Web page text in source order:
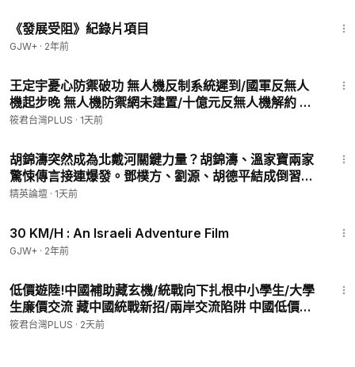
《發展受阻》紀錄片項目
GJW+ · 2年前
王定宇憂心防禦破功 無人機反制系統遲到/國軍反無人
機起步晚 無人機防禦網未建置/十億元反無人機解約 顧
立雄坦承反制不足/反無人機未納入指管 指管系統無人
筱君台灣PLUS · 1天前
胡錦濤突然成為北戴河關鍵力量？胡錦濤、溫家寶兩家
驚悚傳言接連爆發。鄧樸方、劉源、胡德平結成倒習聯
盟！軍隊開始選邊，習近平二十一大連任出現最大變數|
習 #21大
精英論壇 · 1天前
30 KM/H : An Israeli Adventure Film
GJW+ · 2年前
低價遊陸!中國補助藏玄機/統戰向下扎根中小學生/大學
生廉價交流 藏中國統戰新招/兩岸交流陷阱 中國低價統
戰圈套/吃住全靠補助 言論安全藏隱憂/｜20260804｜
筱君台灣PLUS · 2天前